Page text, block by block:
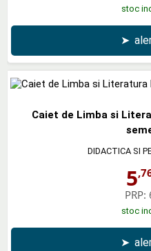
stoc
➤
Caiet de Limba si
DIDACTICA SI
5
PRP:
stoc
➤